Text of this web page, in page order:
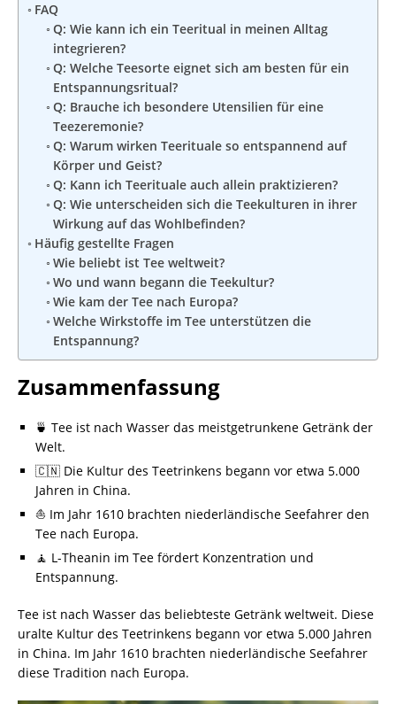
FAQ
Q: Wie kann ich ein Teeritual in meinen Alltag
integrieren?
Q: Welche Teesorte eignet sich am besten für ein
Entspannungsritual?
Q: Brauche ich besondere Utensilien für eine
Teezeremonie?
Q: Warum wirken Teerituale so entspannend auf
Körper und Geist?
Q: Kann ich Teerituale auch allein praktizieren?
Q: Wie unterscheiden sich die Teekulturen in ihrer
Wirkung auf das Wohlbefinden?
Häufig gestellte Fragen
Wie beliebt ist Tee weltweit?
Wo und wann begann die Teekultur?
Wie kam der Tee nach Europa?
Welche Wirkstoffe im Tee unterstützen die
Entspannung?
Zusammenfassung
🍵 Tee ist nach Wasser das meistgetrunkene Getränk der
Welt.
🇨🇳 Die Kultur des Teetrinkens begann vor etwa 5.000
Jahren in China.
⛵ Im Jahr 1610 brachten niederländische Seefahrer den
Tee nach Europa.
🧘 L-Theanin im Tee fördert Konzentration und
Entspannung.
Tee ist nach Wasser das beliebteste Getränk weltweit. Diese
uralte Kultur des Teetrinkens begann vor etwa 5.000 Jahren
in China. Im Jahr 1610 brachten niederländische Seefahrer
diese Tradition nach Europa.